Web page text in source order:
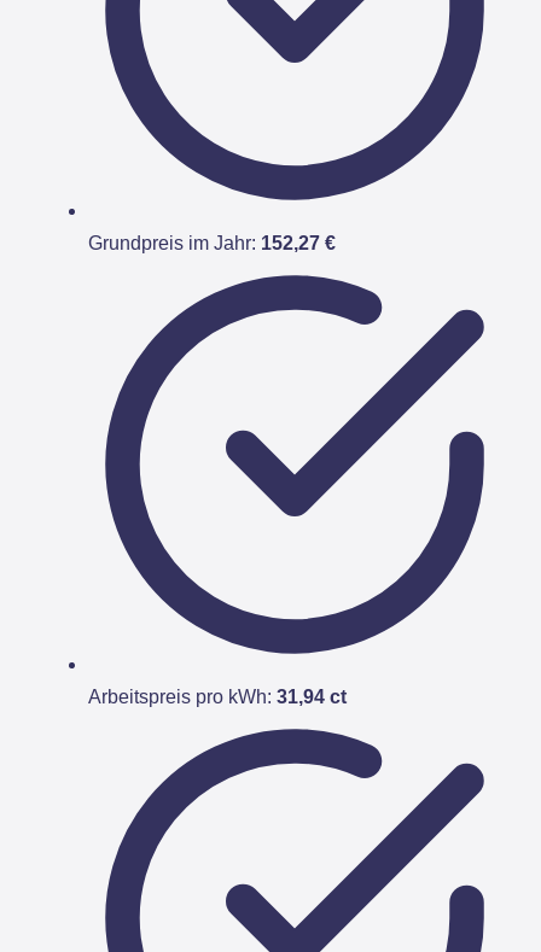
Grundpreis im Jahr: 152,27 €
Arbeitspreis pro kWh: 31,94 ct